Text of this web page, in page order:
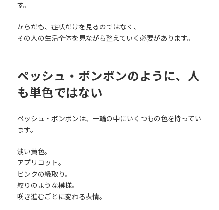
す。
からだも、症状だけを見るのではなく、
その人の生活全体を見ながら整えていく必要があります。
ペッシュ・ボンボンのように、人
も単色ではない
ペッシュ・ボンボンは、一輪の中にいくつもの色を持ってい
ます。
淡い黄色。
アプリコット。
ピンクの縁取り。
絞りのような模様。
咲き進むごとに変わる表情。